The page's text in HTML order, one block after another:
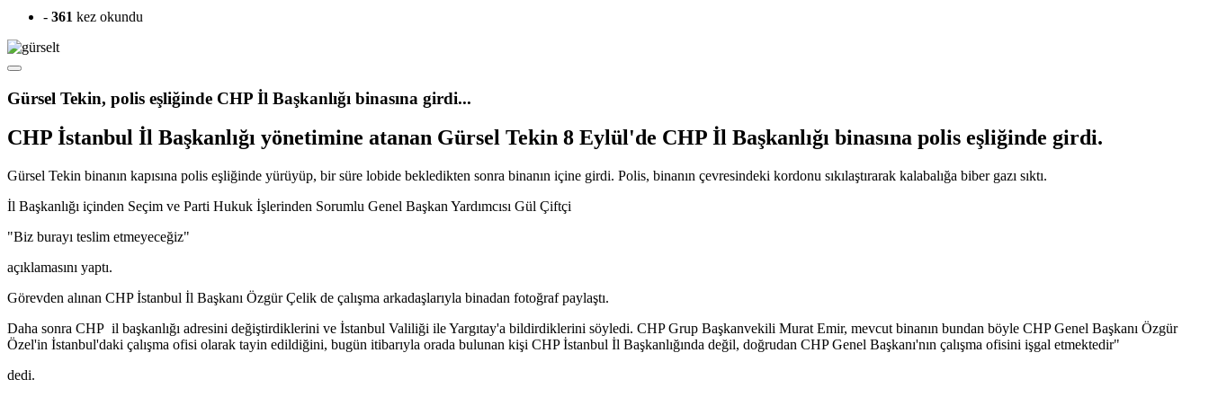
- 361 kez okundu
Gürsel Tekin, polis eşliğinde CHP İl Başkanlığı binasına girdi...
CHP İstanbul İl Başkanlığı yönetimine atanan Gürsel Tekin 8 Eylül'de CHP İl Başkanlığı binasına polis eşliğinde girdi.
Gürsel Tekin binanın kapısına polis eşliğinde yürüyüp, bir süre lobide bekledikten sonra binanın içine girdi. Polis, binanın çevresindeki kordonu sıkılaştırarak kalabalığa biber gazı sıktı.
İl Başkanlığı içinden Seçim ve Parti Hukuk İşlerinden Sorumlu Genel Başkan Yardımcısı Gül Çiftçi
"Biz burayı teslim etmeyeceğiz"
açıklamasını yaptı.
Görevden alınan CHP İstanbul İl Başkanı Özgür Çelik de çalışma arkadaşlarıyla binadan fotoğraf paylaştı.
Daha sonra CHP il başkanlığı adresini değiştirdiklerini ve İstanbul Valiliği ile Yargıtay'a bildirdiklerini söyledi. CHP Grup Başkanvekili Murat Emir, mevcut binanın bundan böyle CHP Genel Başkanı Özgür
Özel'in İstanbul'daki çalışma ofisi olarak tayin edildiğini, bugün itibarıyla orada bulunan kişi CHP İstanbul İl Başkanlığında değil, doğrudan CHP Genel Başkanı'nın çalışma ofisini işgal etmektedir"
dedi.